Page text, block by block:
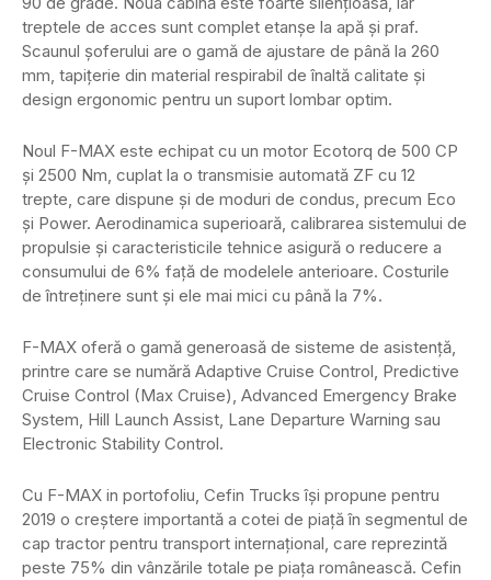
treptele de acces sunt complet etanșe la apă și praf.
Scaunul șoferului are o gamă de ajustare de până la 260
mm, tapițerie din material respirabil de înaltă calitate și
design ergonomic pentru un suport lombar optim.
Noul F-MAX este echipat cu un motor Ecotorq de 500 CP
și 2500 Nm, cuplat la o transmisie automată ZF cu 12
trepte, care dispune și de moduri de condus, precum Eco
și Power. Aerodinamica superioară, calibrarea sistemului de
propulsie și caracteristicile tehnice asigură o reducere a
consumului de 6% față de modelele anterioare. Costurile
de întreținere sunt și ele mai mici cu până la 7%.
F-MAX oferă o gamă generoasă de sisteme de asistență,
printre care se numără Adaptive Cruise Control, Predictive
Cruise Control (Max Cruise), Advanced Emergency Brake
System, Hill Launch Assist, Lane Departure Warning sau
Electronic Stability Control.
Cu F-MAX in portofoliu, Cefin Trucks își propune pentru
2019 o creștere importantă a cotei de piață în segmentul de
cap tractor pentru transport internațional, care reprezintă
peste 75% din vânzările totale pe piața românească. Cefin